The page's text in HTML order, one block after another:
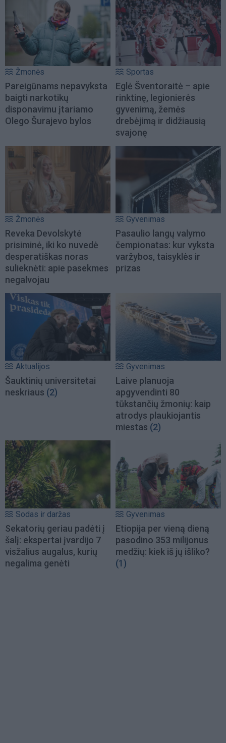
Žmonės
Pareigūnams nepavyksta
baigti narkotikų
disponavimu įtariamo
Olego Šurajevo bylos
Sportas
Eglė Šventoraitė – apie
rinktinę, legionierės
gyvenimą, žemės
drebėjimą ir didžiausią
svajonę
Žmonės
Reveka Devolskytė
prisiminė, iki ko nuvedė
desperatiškas noras
sulieknėti: apie pasekmes
negalvojau
Gyvenimas
Pasaulio langų valymo
čempionatas: kur vyksta
varžybos, taisyklės ir
prizas
Aktualijos
Šauktinių universitetai
neskriaus (2)
Gyvenimas
Laive planuoja
apgyvendinti 80
tūkstančių žmonių: kaip
atrodys plaukiojantis
miestas (2)
Sodas ir daržas
Sekatorių geriau padėti į
šalį: ekspertai įvardijo 7
visžalius augalus, kurių
negalima genėti
Gyvenimas
Etiopija per vieną dieną
pasodino 353 milijonus
medžių: kiek iš jų išliko?
(1)